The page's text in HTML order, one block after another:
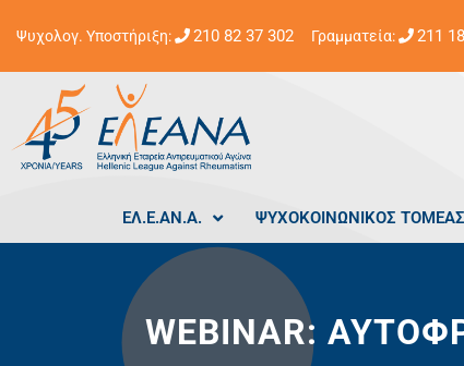
Ψυχολογ. Υποστήριξη: 210 82 37 302 Γραμματεία: 211
ΕΛ.Ε.ΑΝ.Α. ΨΥΧΟΚΟΙΝΩΝΙΚΟΣ ΤΟΜΕΑΣ
WEBINAR: